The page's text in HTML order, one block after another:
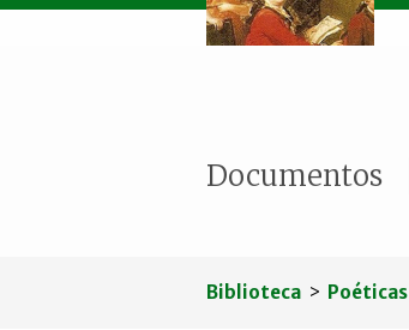
Documentos
Biblioteca > Poéticas